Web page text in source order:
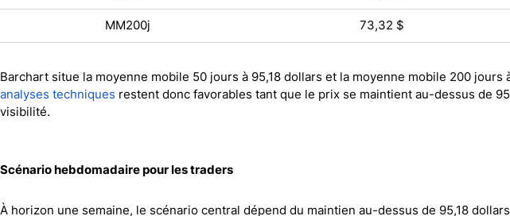
MM200j 73,32 $
Barchart situe la moyenne mobile 50 jours à 95,18 dollars et la moyenne mobile 200
analyses techniques restent donc favorables tant que le prix se maintient au-dessus de
visibilité.
Scénario hebdomadaire pour les traders
À horizon une semaine, le scénario central dépend du maintien au-dessus de 95,18